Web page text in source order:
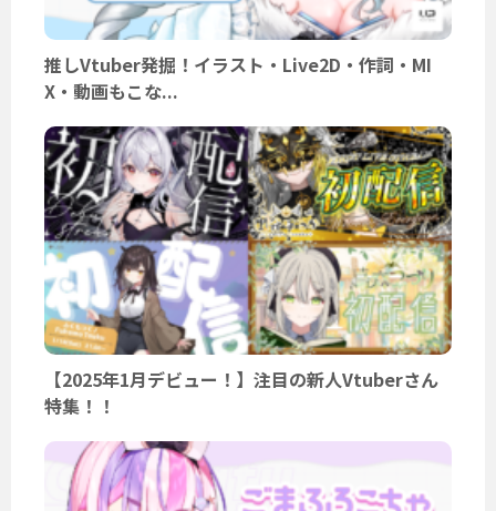
推しVtuber発掘！イラスト・Live2D・作詞・MI
X・動画もこな...
【2025年1月デビュー！】注目の新人Vtuberさん
特集！！